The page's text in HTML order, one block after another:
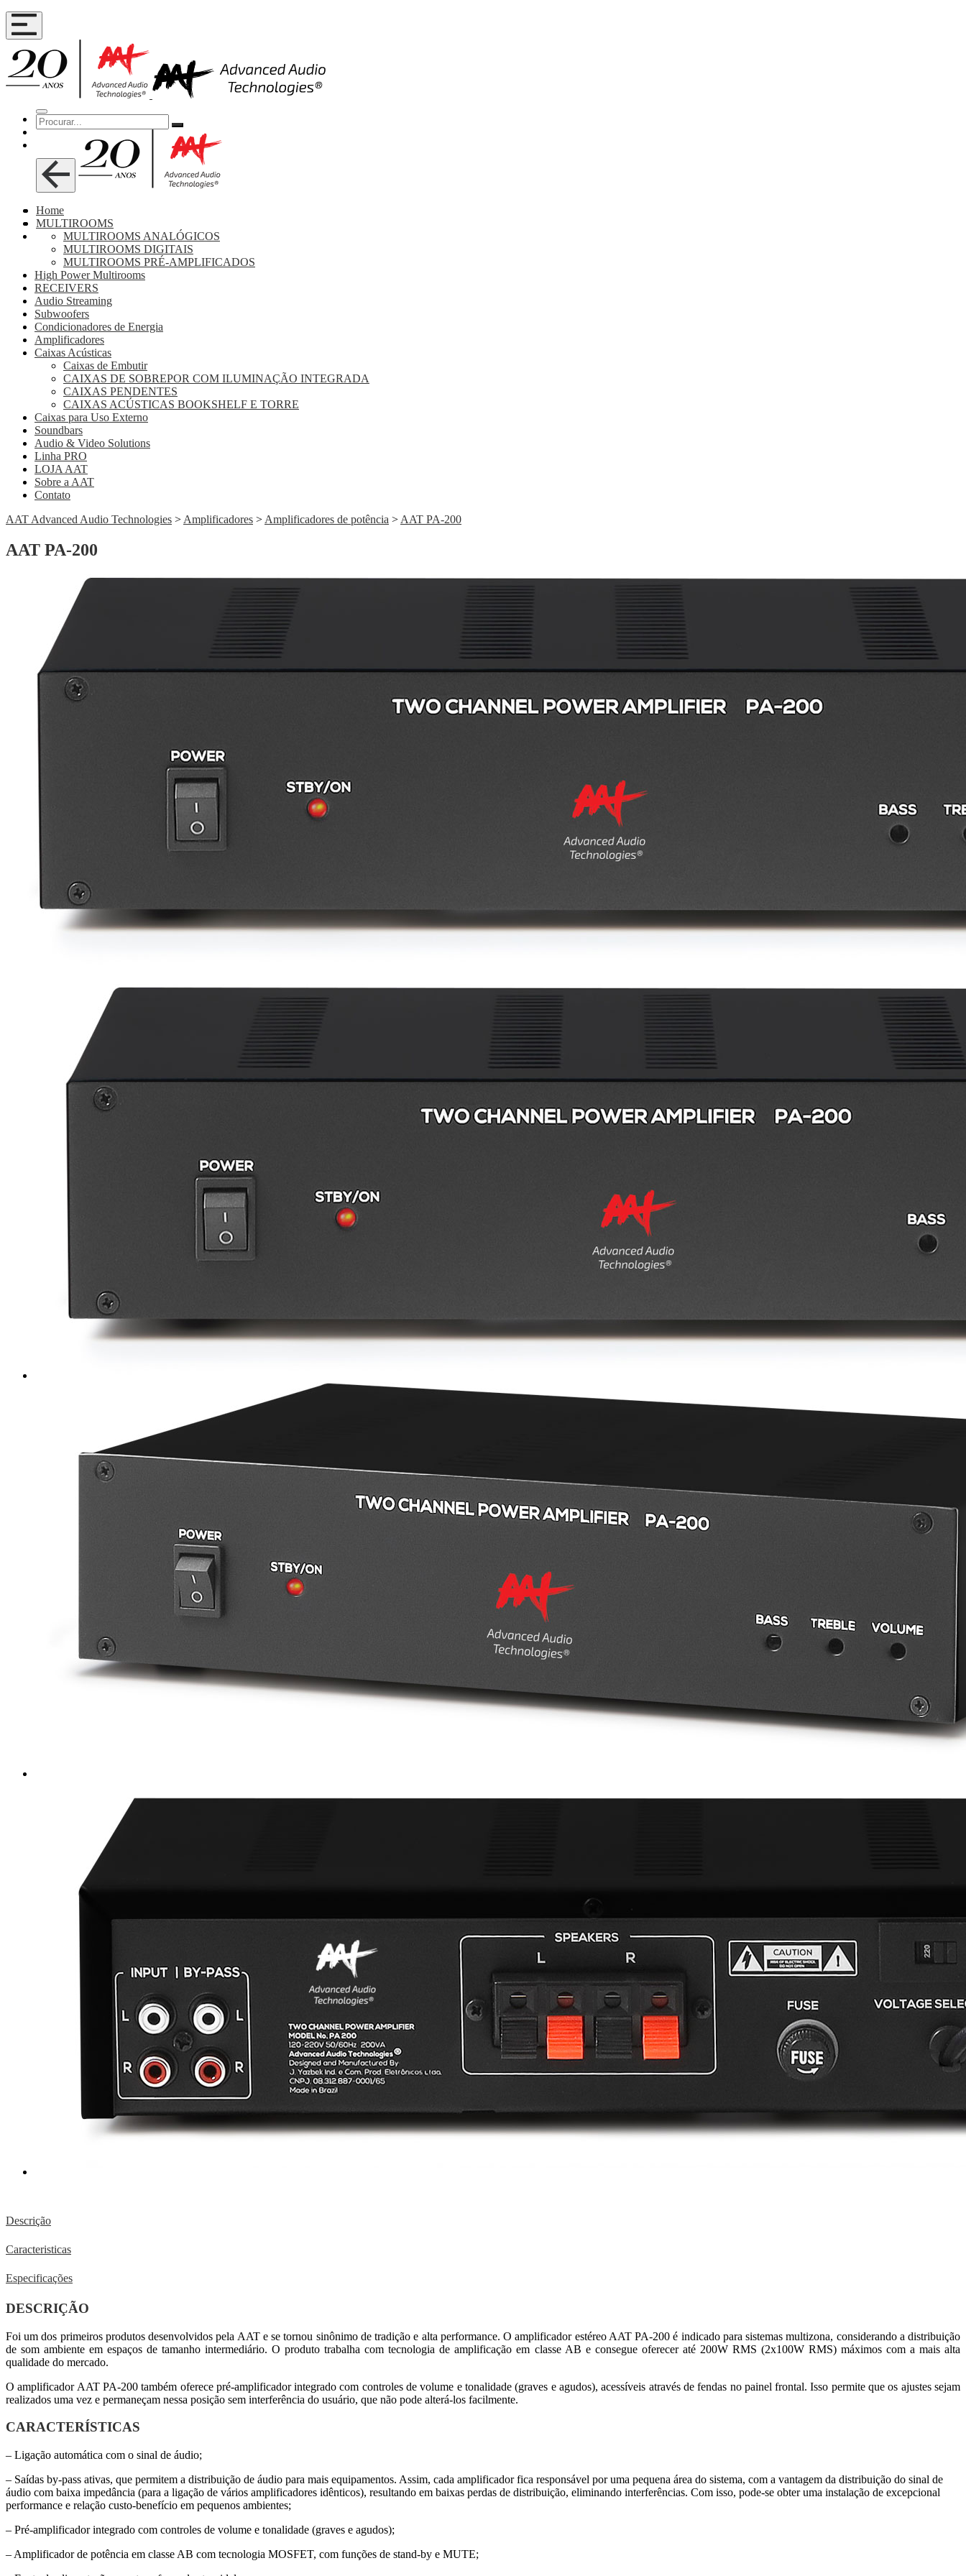
Home
MULTIROOMS
MULTIROOMS ANALÓGICOS
MULTIROOMS DIGITAIS
MULTIROOMS PRÉ-AMPLIFICADOS
High Power Multirooms
RECEIVERS
Audio Streaming
Subwoofers
Condicionadores de Energia
Amplificadores
Caixas Acústicas
Caixas de Embutir
CAIXAS DE SOBREPOR COM ILUMINAÇÃO INTEGRADA
CAIXAS PENDENTES
CAIXAS ACÚSTICAS BOOKSHELF E TORRE
Caixas para Uso Externo
Soundbars
Audio & Video Solutions
Linha PRO
LOJA AAT
Sobre a AAT
Contato
AAT Advanced Audio Technologies > Amplificadores > Amplificadores de potência > AAT PA-200
AAT PA-200
Descrição
Caracteristicas
Especificações
DESCRIÇÃO
Foi um dos primeiros produtos desenvolvidos pela AAT e se tornou sinônimo de tradição e alta performance. O amplificador estéreo AAT PA-200 é indicado para sistemas multizona, considerando a distribuição
de som ambiente em espaços de tamanho intermediário. O produto trabalha com tecnologia de amplificação em classe AB e consegue oferecer até 200W RMS (2x100W RMS) máximos com a mais alta
qualidade do mercado.
O amplificador AAT PA-200 também oferece pré-amplificador integrado com controles de volume e tonalidade (graves e agudos), acessíveis através de fendas no painel frontal. Isso permite que os ajustes sejam
realizados uma vez e permaneçam nessa posição sem interferência do usuário, que não pode alterá-los facilmente.
CARACTERÍSTICAS
– Ligação automática com o sinal de áudio;
– Saídas by-pass ativas, que permitem a distribuição de áudio para mais equipamentos. Assim, cada amplificador fica responsável por uma pequena área do sistema, com a vantagem da distribuição do sinal de
áudio com baixa impedância (para a ligação de vários amplificadores idênticos), resultando em baixas perdas de distribuição, eliminando interferências. Com isso, pode-se obter uma instalação de excepcional
performance e relação custo-benefício em pequenos ambientes;
– Pré-amplificador integrado com controles de volume e tonalidade (graves e agudos);
– Amplificador de potência em classe AB com tecnologia MOSFET, com funções de stand-by e MUTE;